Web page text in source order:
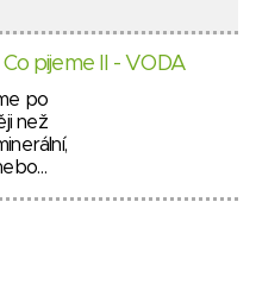
pijeme II - VODA
po
než